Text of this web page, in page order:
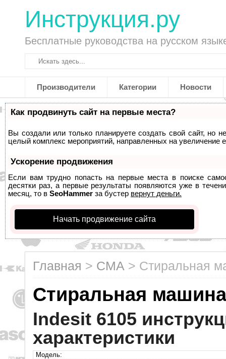
Инструкция.ру
Бесплатные руководства на русском
Производители Категории Новости
Как продвинуть сайт на первые места?
Вы создали или только планируете создать свой сайт, но
целый комплекс мероприятий, направленных на увеличение
Ускорение продвижения
Если вам трудно попасть на первые места в поиске
десятки раз, а первые результаты появляются уже в
месяц, то в SeoHammer за бустер вернут деньги.
Начать продвижение сайта
Главная > СМА > Стиральная
Стиральная
Indesit 6105
характеристики
Модель: